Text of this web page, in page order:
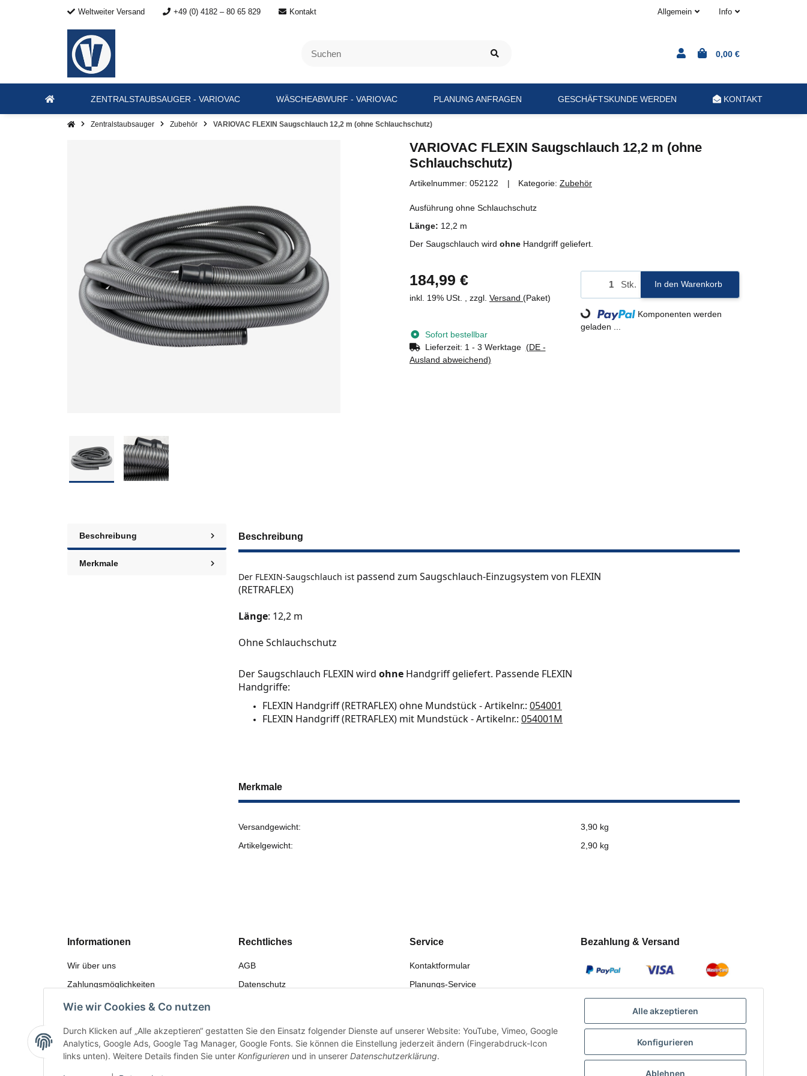
Weltweiter Versand +49 (0) 4182 – 80 65 829 Kontakt Allgemein Info
0,00 €
ZENTRALSTAUBSAUGER - VARIOVAC WÄSCHEABWURF - VARIOVAC PLANUNG ANFRAGEN GESCHÄFTSKUNDE WERDEN KONTAKT
Zentralstaubsauger Zubehör VARIOVAC FLEXIN Saugschlauch 12,2 m (ohne Schlauchschutz)
VARIOVAC FLEXIN Saugschlauch 12,2 m (ohne
Schlauchschutz)
Artikelnummer: 052122 Kategorie: Zubehör
Ausführung ohne Schlauchschutz
Länge: 12,2 m
Der Saugschlauch wird ohne Handgriff geliefert.
184,99 €
inkl. 19% USt. , zzgl. Versand (Paket)
Sofort bestellbar
Lieferzeit: 1 - 3 Werktage (DE -
Ausland abweichend)
Stk. In den Warenkorb
Loading...
Komponenten werden
geladen ...
Beschreibung
Merkmale
Beschreibung
Der FLEXIN-Saugschlauch ist passend zum Saugschlauch-Einzugsystem von FLEXIN
(RETRAFLEX)
Länge: 12,2 m
Ohne Schlauchschutz
Der Saugschlauch FLEXIN wird ohne Handgriff geliefert. Passende FLEXIN
Handgriffe:
FLEXIN Handgriff (RETRAFLEX) ohne Mundstück - Artikelnr.: 054001
FLEXIN Handgriff (RETRAFLEX) mit Mundstück - Artikelnr.: 054001M
Merkmale
Versandgewicht:
3,90 kg
Artikelgewicht:
2,90 kg
Informationen
Wir über uns
Zahlungsmöglichkeiten
Versandinformationen
Bewerten
Rechtliches
AGB
Datenschutz
Impressum
Service
Kontaktformular
Planungs-Service
Retouren-Service
Bezahlung & Versand
Wie wir Cookies & Co nutzen
Durch Klicken auf „Alle akzeptieren“ gestatten Sie den Einsatz folgender Dienste auf unserer Website: YouTube, Vimeo, Google
Analytics, Google Ads, Google Tag Manager, Google Fonts. Sie können die Einstellung jederzeit ändern (Fingerabdruck-Icon
links unten). Weitere Details finden Sie unter Konfigurieren und in unserer Datenschutzerklärung.
Alle akzeptieren
Konfigurieren
Ablehnen